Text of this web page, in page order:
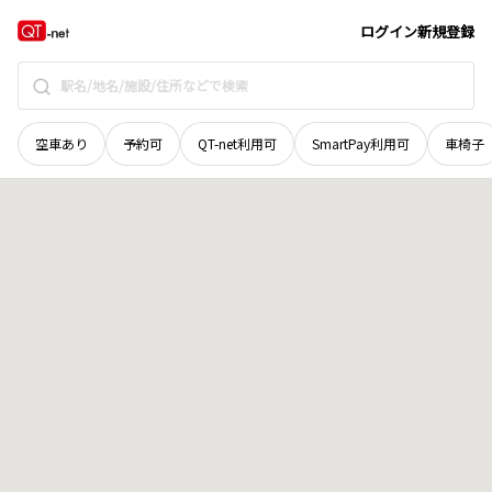
ログイン新規登録
空車あり 予約可 QT-net利用可 SmartPay利用可 車椅子
新潟県